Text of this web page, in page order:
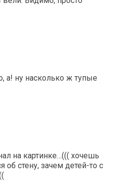
а! ну насколько ж тупые
на картинке…((( хочешь
об стену, зачем детей-то с